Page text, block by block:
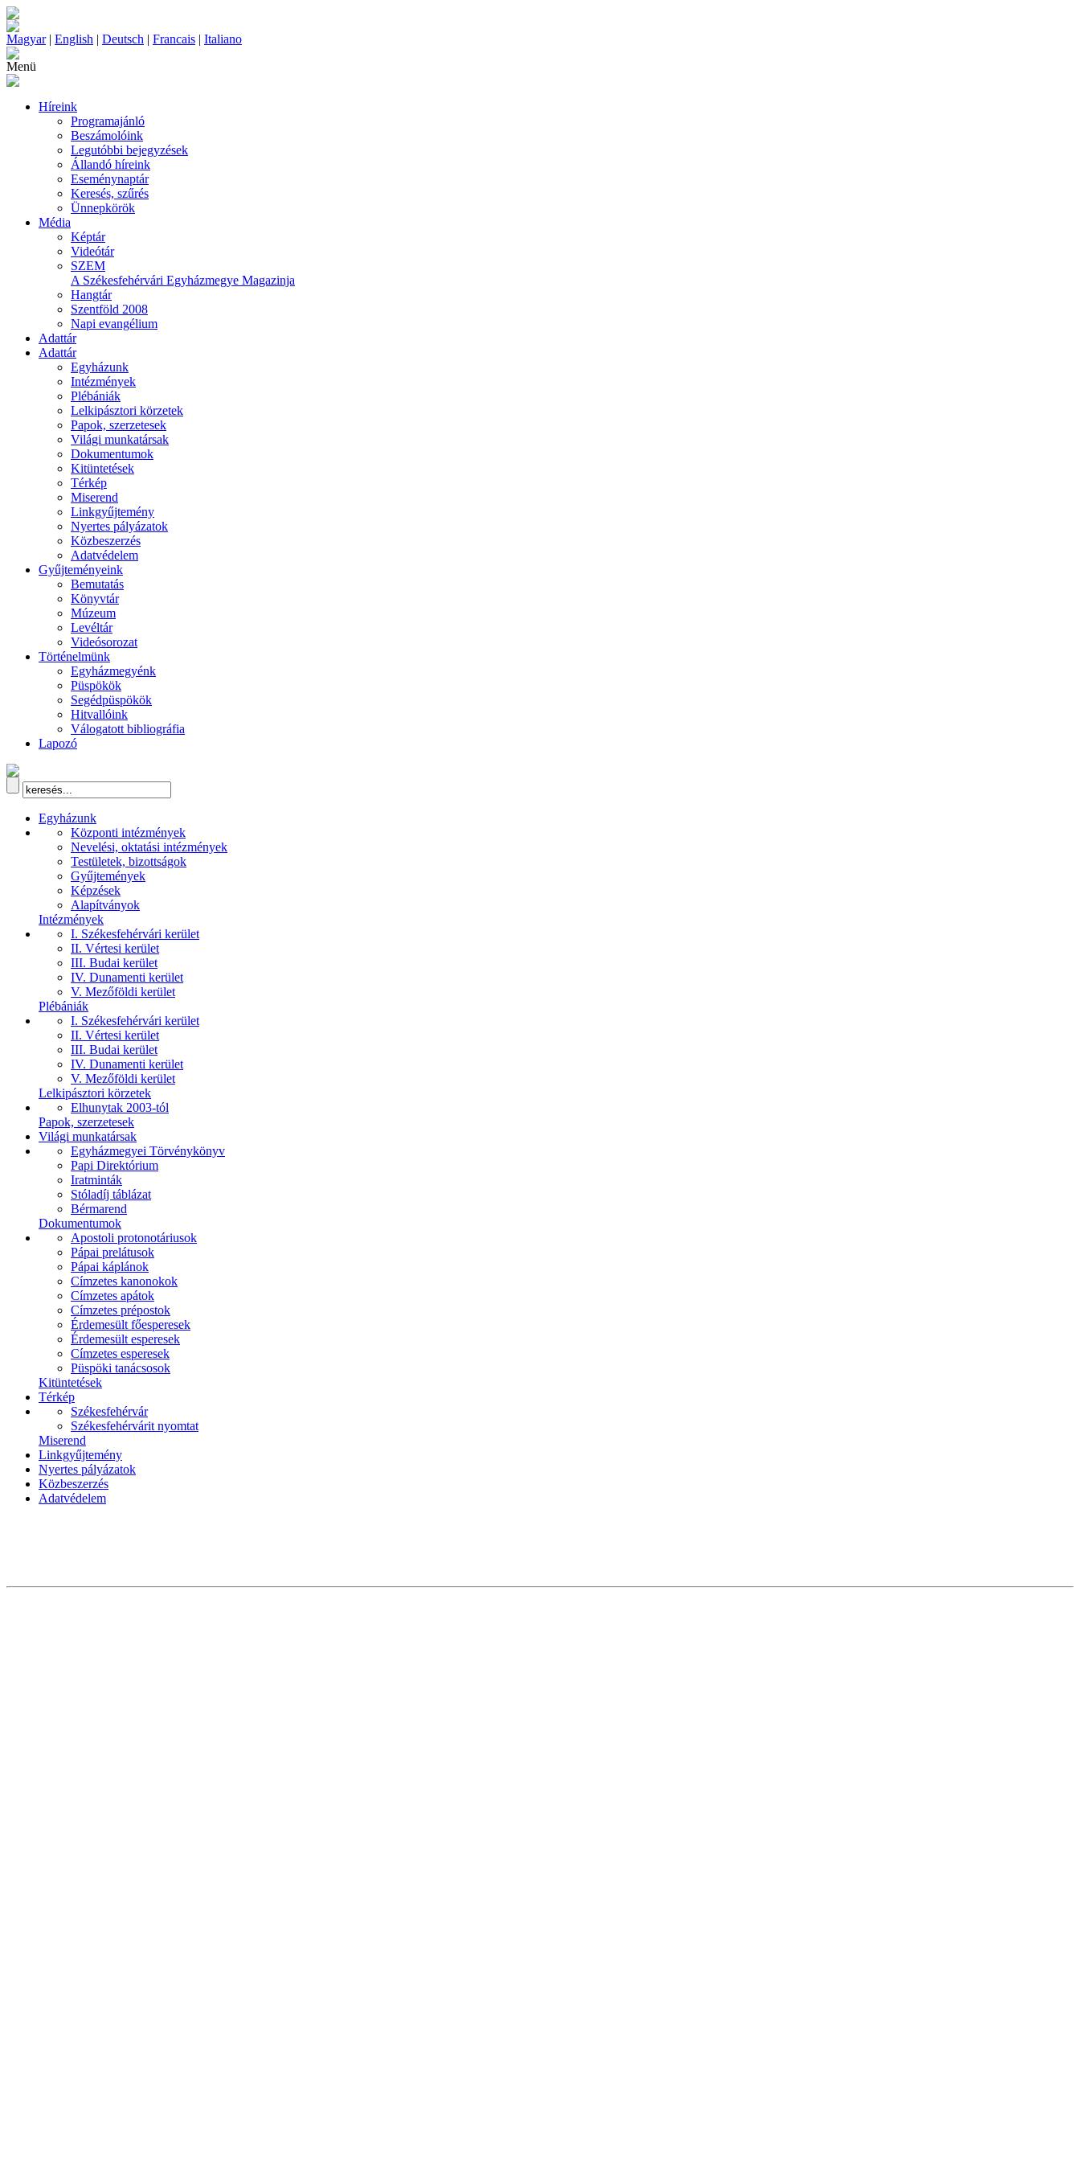
Magyar| English | Deutsch | Francais | Italiano
Menü
Híreink
Programajánló
Beszámolóink
Legutóbbi bejegyzések
Állandó híreink
Eseménynaptár
Keresés, szűrés
Ünnepkörök
Média
Képtár
Videótár
SZEM
A Székesfehérvári Egyházmegye Magazinja
Hangtár
Szentföld 2008
Napi evangélium
Adattár
Adattár
Egyházunk
Intézmények
Plébániák
Lelkipásztori körzetek
Papok, szerzetesek
Világi munkatársak
Dokumentumok
Kitüntetések
Térkép
Miserend
Linkgyűjtemény
Nyertes pályázatok
Közbeszerzés
Adatvédelem
Gyűjteményeink
Bemutatás
Könyvtár
Múzeum
Levéltár
Videósorozat
Történelmünk
Egyházmegyénk
Püspökök
Segédpüspökök
Hitvallóink
Válogatott bibliográfia
Lapozó
Egyházunk
Központi intézmények
Nevelési, oktatási intézmények
Testületek, bizottságok
Gyűjtemények
Képzések
Alapítványok
Intézmények
I. Székesfehérvári kerület
II. Vértesi kerület
III. Budai kerület
IV. Dunamenti kerület
V. Mezőföldi kerület
Plébániák
I. Székesfehérvári kerület
II. Vértesi kerület
III. Budai kerület
IV. Dunamenti kerület
V. Mezőföldi kerület
Lelkipásztori körzetek
Elhunytak 2003-tól
Papok, szerzetesek
Világi munkatársak
Egyházmegyei Törvénykönyv
Papi Direktórium
Iratminták
Stóladíj táblázat
Bérmarend
Dokumentumok
Apostoli protonotáriusok
Pápai prelátusok
Pápai káplánok
Címzetes kanonokok
Címzetes apátok
Címzetes prépostok
Érdemesült főesperesek
Érdemesült esperesek
Címzetes esperesek
Püspöki tanácsosok
Kitüntetések
Térkép
Székesfehérvár
Székesfehérvárit nyomtat
Miserend
Linkgyűjtemény
Nyertes pályázatok
Közbeszerzés
Adatvédelem